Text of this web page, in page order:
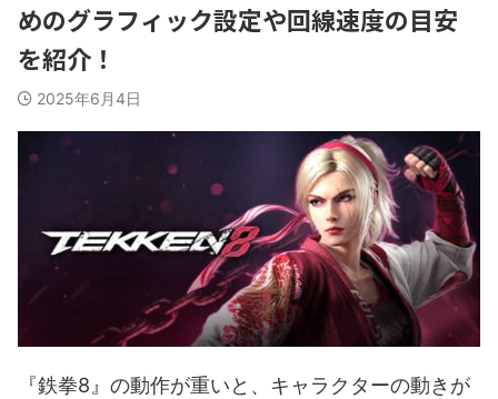
めのグラフィック設定や回線速度の目安
を紹介！
2025年6月4日
『鉄拳8』の動作が重いと、キャラクターの動きが